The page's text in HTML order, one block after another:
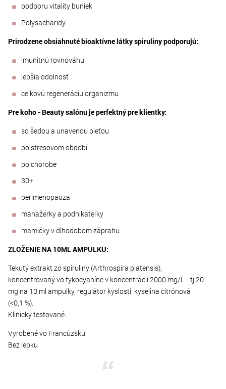
podporu vitality buniek
Polysacharidy
Prirodzene obsiahnuté bioaktívne látky spiruliny podporujú:
imunitnú rovnováhu
lepšia odolnosť
celkovú regeneráciu organizmu
Pre koho - Beauty salónu je perfektný pre klientky:
so šedou a unavenou pleťou
po stresovom období
po chorobe
30+
perimenopauza
manažérky a podnikateľky
mamičky v dlhodobom záprahu
ZLOŽENIE NA 10ML AMPULKU:
Tekutý extrakt zo spiruliny (Arthrospira platensis),
koncentrovaný vo fykocyaníne v koncentrácii 2000 mg/l – tj 20
mg na 10 ml ampulky, regulátor kyslosti: kyselina citrónová
(<0,1 %).
Klinicky testované.
Vyrobené vo Francúzsku
Bez lepku